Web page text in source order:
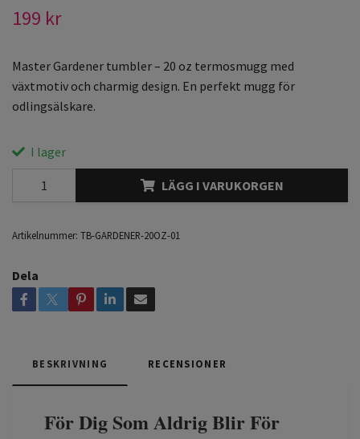
199 kr
Master Gardener tumbler – 20 oz termosmugg med
växtmotiv och charmig design. En perfekt mugg för
odlingsälskare.
I lager
LÄGG I VARUKORGEN
Artikelnummer: TB-GARDENER-20OZ-01
Dela
BESKRIVNING RECENSIONER
För Dig Som Aldrig Blir För